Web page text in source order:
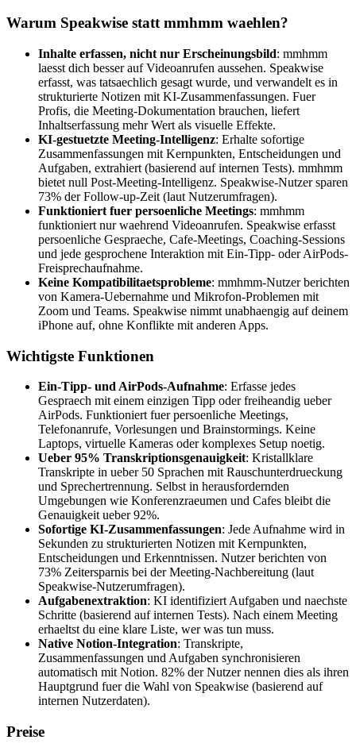
Warum Speakwise statt mmhmm waehlen?
Inhalte erfassen, nicht nur Erscheinungsbild: mmhmm
laesst dich besser auf Videoanrufen aussehen. Speakwise
erfasst, was tatsaechlich gesagt wurde, und verwandelt es in
strukturierte Notizen mit KI-Zusammenfassungen. Fuer
Profis, die Meeting-Dokumentation brauchen, liefert
Inhaltserfassung mehr Wert als visuelle Effekte.
KI-gestuetzte Meeting-Intelligenz: Erhalte sofortige
Zusammenfassungen mit Kernpunkten, Entscheidungen und
Aufgaben, extrahiert (basierend auf internen Tests). mmhmm
bietet null Post-Meeting-Intelligenz. Speakwise-Nutzer sparen
73% der Follow-up-Zeit (laut Nutzerumfragen).
Funktioniert fuer persoenliche Meetings: mmhmm
funktioniert nur waehrend Videoanrufen. Speakwise erfasst
persoenliche Gespraeche, Cafe-Meetings, Coaching-Sessions
und jede gesprochene Interaktion mit Ein-Tipp- oder AirPods-
Freisprechaufnahme.
Keine Kompatibilitaetsprobleme: mmhmm-Nutzer berichten
von Kamera-Uebernahme und Mikrofon-Problemen mit
Zoom und Teams. Speakwise nimmt unabhaengig auf deinem
iPhone auf, ohne Konflikte mit anderen Apps.
Wichtigste Funktionen
Ein-Tipp- und AirPods-Aufnahme: Erfasse jedes
Gespraech mit einem einzigen Tipp oder freiheandig ueber
AirPods. Funktioniert fuer persoenliche Meetings,
Telefonanrufe, Vorlesungen und Brainstormings. Keine
Laptops, virtuelle Kameras oder komplexes Setup noetig.
Ueber 95% Transkriptionsgenauigkeit: Kristallklare
Transkripte in ueber 50 Sprachen mit Rauschunterdrueckung
und Sprechertrennung. Selbst in herausfordernden
Umgebungen wie Konferenzraeumen und Cafes bleibt die
Genauigkeit ueber 92%.
Sofortige KI-Zusammenfassungen: Jede Aufnahme wird in
Sekunden zu strukturierten Notizen mit Kernpunkten,
Entscheidungen und Erkenntnissen. Nutzer berichten von
73% Zeitersparnis bei der Meeting-Nachbereitung (laut
Speakwise-Nutzerumfragen).
Aufgabenextraktion: KI identifiziert Aufgaben und naechste
Schritte (basierend auf internen Tests). Nach einem Meeting
erhaeltst du eine klare Liste, wer was tun muss.
Native Notion-Integration: Transkripte,
Zusammenfassungen und Aufgaben synchronisieren
automatisch mit Notion. 82% der Nutzer nennen dies als ihren
Hauptgrund fuer die Wahl von Speakwise (basierend auf
internen Nutzerdaten).
Preise